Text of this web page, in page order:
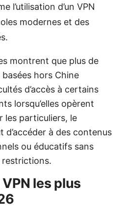
l’utilisation d’un VPN
modernes et des
montrent que plus de
hors Chine
d’accès à certains
lorsqu’elles opèrent
les particuliers, le
d’accéder à des contenus
ou éducatifs sans
restrictions.
les plus